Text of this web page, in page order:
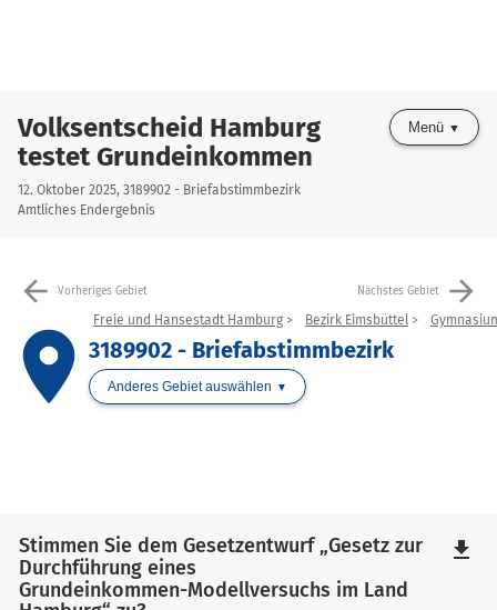
Volksentscheid Hamburg
testet Grundeinkommen
12. Oktober 2025, 3189902 - Briefabstimmbezirk
Amtliches Endergebnis
Menü
arrow_back Vorheriges Gebiet Nächstes Gebiet arrow_forward
place
Freie und Hansestadt Hamburg Bezirk Eimsbüttel
3189902 - Briefabstimmbezirk
Anderes Gebiet auswählen
Stimmen Sie dem Gesetzentwurf „Gesetz zur
Durchführung eines
Grundeinkommen-Modellversuchs im Land
file_download